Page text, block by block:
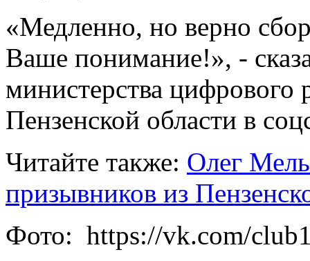
«Медленно, но верно
Ваше понимание!», -
министерства цифрового
Пензенской области в
Читайте также: Олег
призывников из
Фото: https://vk.com/